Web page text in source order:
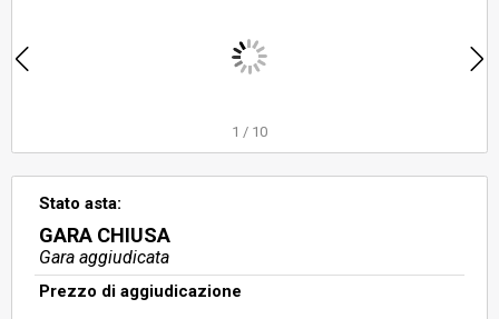
mq; locale ad uso deposito -
magazzino al p. interrato di sup.
conservazione, libero.
1 / 10
Stato asta:
GARA CHIUSA
Gara aggiudicata
Prezzo di aggiudicazione